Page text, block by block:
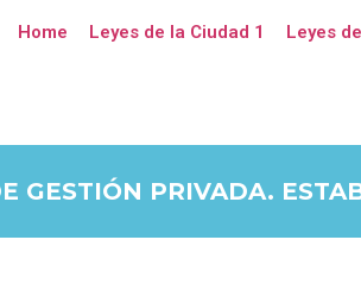
Home Leyes de la Ciudad 1 Leyes
GESTIÓN PRIVADA.